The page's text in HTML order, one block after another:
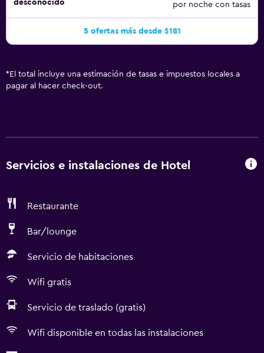
desconocido
por noche con tasas
5 ofertas más desde $181
* El total incluye una estimación de tasas e impuestos locales a
pagar al hacer check-out.
Servicios e instalaciones de Hotel
Restaurante
Bar/lounge
Servicio de habitaciones
Wifi gratis
Servicio de traslado (gratis)
Wifi disponible en todas las instalaciones